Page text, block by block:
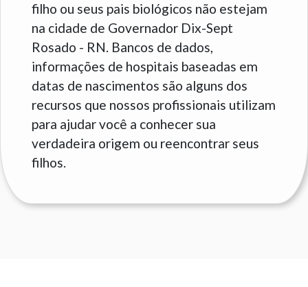
filho ou seus pais biológicos não estejam
na cidade de Governador Dix-Sept
Rosado - RN. Bancos de dados,
informações de hospitais baseadas em
datas de nascimentos são alguns dos
recursos que nossos profissionais utilizam
para ajudar você a conhecer sua
verdadeira origem ou reencontrar seus
filhos.